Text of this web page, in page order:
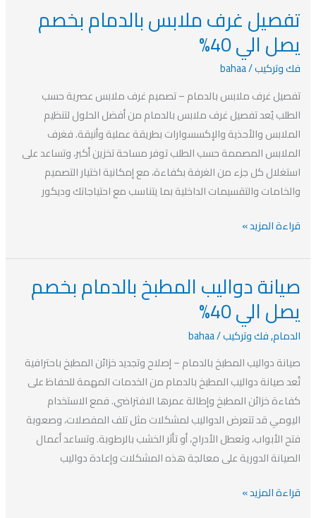
تفصيل غرف ملابس بالدمام بخصم
يصل الي 40%
فك وتركيب/
bahaa
تفصيل غرف ملابس بالدمام – تصميم غرف ملابس عصرية حسب
الطلب يُعد تفصيل غرف ملابس بالدمام من أفضل الحلول لتنظيم
الملابس والأحذية والإكسسوارات بطريقة عملية وأنيقة. فغرف
الملابس المصممة حسب الطلب توفر مساحة تخزين أكبر، وتساعد على
استغلال كل جزء من الغرفة بكفاءة، مع إمكانية اختيار التصميم
والخامات والتقسيمات الداخلية بما يتناسب مع احتياجاتك وديكور
تفصيل
ملابس
بالدمام
بخصم
يصل
الي
40%
قراءة المزيد »
صيانة دواليب المطبخ بالدمام بخصم
يصل الي 40%
الدمام,فك وتركيب/
bahaa
صيانة دواليب المطبخ بالدمام – إصلاح وتجديد خزائن المطبخ باحترافية
تُعد صيانة دواليب المطبخ بالدمام من الخدمات المهمة للحفاظ على
كفاءة خزائن المطبخ وإطالة عمرها الافتراضي. فمع الاستخدام
اليومي قد تتعرض الدواليب لمشكلات مثل تلف المفصلات، وصعوبة
فتح الأبواب، وتعطل الأدراج، أو تأثر الخشب بالرطوبة. وتساعد أعمال
الصيانة الدورية على معالجة هذه المشكلات وإعادة دواليب
صيانة
دواليب
المطبخ
بالدمام
بخصم
يصل
الي
40%
قراءة المزيد »